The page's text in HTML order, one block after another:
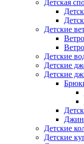
Детская
Детские
Детские
Детские
Детские
Детские
Детские